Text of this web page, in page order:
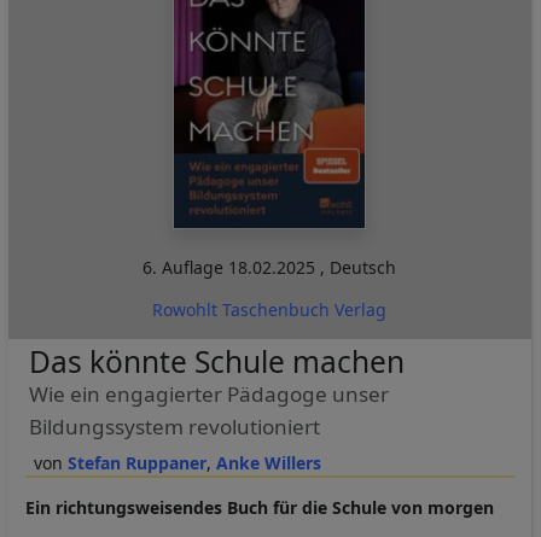
6. Auflage 18.02.2025 , Deutsch
Rowohlt Taschenbuch Verlag
Stefan Ruppaner Anke Willers
Das könnte Schule machen
Wie ein engagierter Pädagoge unser
Bildungssystem revolutioniert
Ein richtungsweisendes Buch für die Schule von morgen